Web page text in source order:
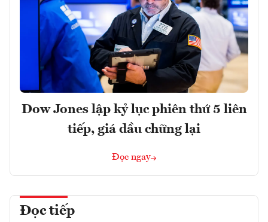
Dow Jones lập kỷ lục phiên thứ 5 liên
tiếp, giá dầu chững lại
Đọc ngay
Đọc tiếp